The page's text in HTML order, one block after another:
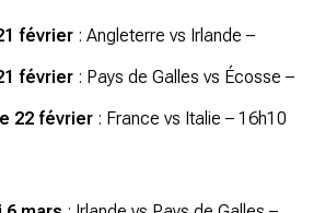
février : Angleterre vs Irlande –
février : Pays de Galles vs Écosse –
22 février : France vs Italie – 16h10